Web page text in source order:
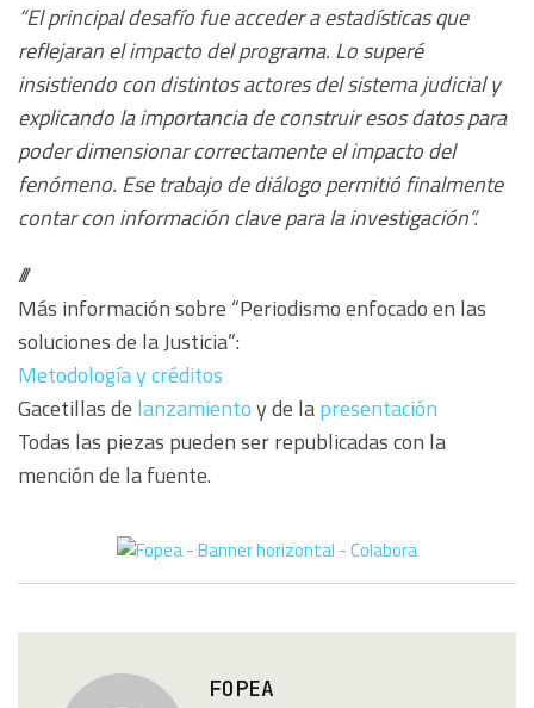
“El principal desafío fue acceder a estadísticas que
reflejaran el impacto del programa. Lo superé
insistiendo con distintos actores del sistema judicial y
explicando la importancia de construir esos datos para
poder dimensionar correctamente el impacto del
fenómeno. Ese trabajo de diálogo permitió finalmente
contar con información clave para la investigación”.
///
Más información sobre “Periodismo enfocado en las
soluciones de la Justicia”:
Metodología y créditos
Gacetillas de lanzamientoy de lapresentación
Todas las piezas pueden ser republicadas con la
mención de la fuente.
FOPEA